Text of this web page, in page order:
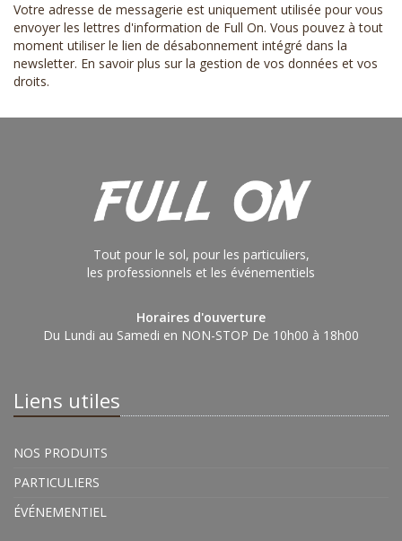
Votre adresse de messagerie est uniquement utilisée pour vous
envoyer les lettres d'information de Full On. Vous pouvez à tout
moment utiliser le lien de désabonnement intégré dans la
newsletter. En savoir plus sur la gestion de vos données et vos
droits.
Tout pour le sol, pour les particuliers,
les professionnels et les événementiels
Horaires d'ouverture
Du Lundi au Samedi en NON-STOP De 10h00 à 18h00
Liens utiles
NOS PRODUITS
PARTICULIERS
ÉVÉNEMENTIEL